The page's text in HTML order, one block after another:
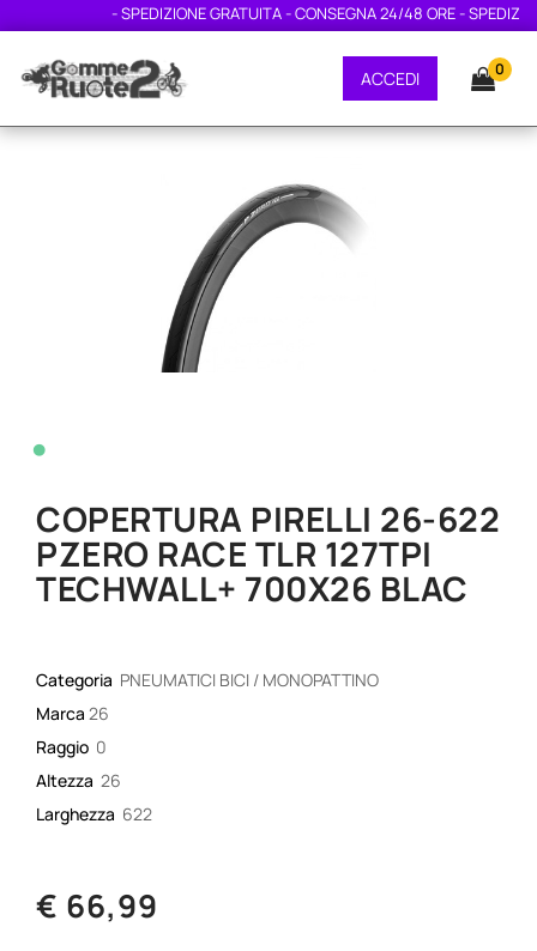
- SPEDIZIONE GRATUITA - CONSEGNA 24/48 ORE -
ACCEDI 0
•
COPERTURA PIRELLI 26-622
PZERO RACE TLR 127TPI
TECHWALL+ 700X26 BLAC
Categoria PNEUMATICI BICI / MONOPATTINO
Marca 26
Raggio 0
Altezza 26
Larghezza 622
€ 66,99